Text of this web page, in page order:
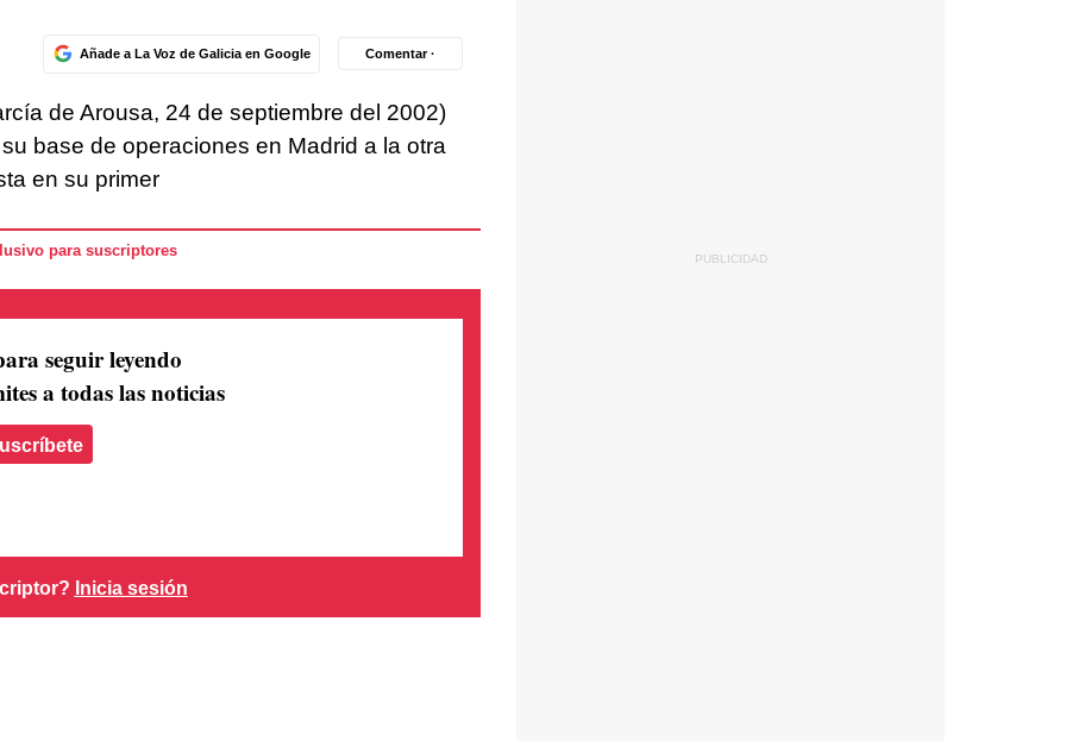
Añade a La Voz de Galicia en Google Comentar ·
de Arousa, 24 de septiembre del 2002)
base de operaciones en Madrid a la otra
en su primer
para suscriptores
seguir leyendo
a todas las noticias
Inicia sesión